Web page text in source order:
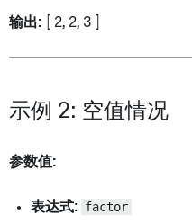
输出: [ 2, 2, 3 ]
示例 2: 空值情况
参数值:
表达式: factor